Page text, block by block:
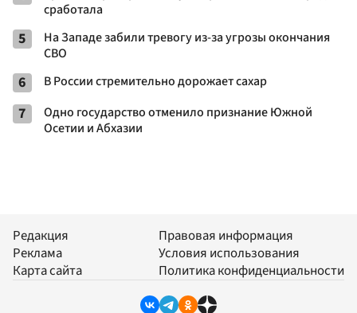
сработала
5
На Западе забили тревогу из-за угрозы окончания
СВО
6 В России стремительно дорожает сахар
7
Одно государство отменило признание Южной
Осетии и Абхазии
Редакция
Реклама
Карта сайта
Правовая информация
Условия использования
Политика конфиденциальности